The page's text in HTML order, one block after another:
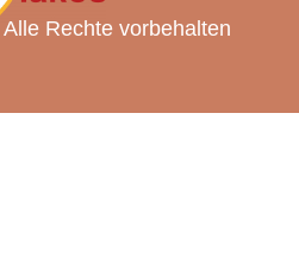
Rechte vorbehalten